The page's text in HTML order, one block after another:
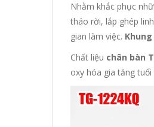
Nhằm khắc phục
tháo rời, lắp ghép
gian làm việc. Khung
Chất liệu chân bàn
oxy hóa gia tăng